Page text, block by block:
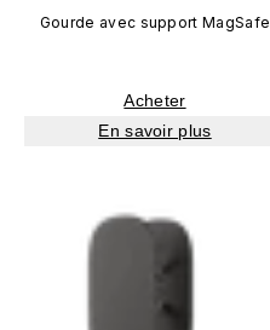
Gourde avec support MagSafe
Acheter
En savoir plus